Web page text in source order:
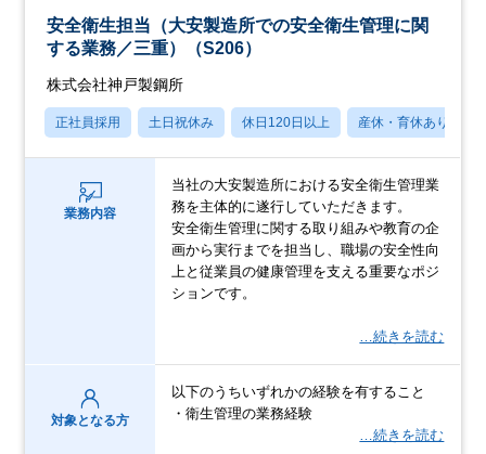
安全衛生担当（大安製造所での安全衛生管理に関
する業務／三重）（S206）
株式会社神戸製鋼所
正社員採用 土日祝休み 休日120日以上 産休・育休あり
業務内容
当社の大安製造所における安全衛生管理業
務を主体的に遂行していただきます。
安全衛生管理に関する取り組みや教育の企
画から実行までを担当し、職場の安全性向
上と従業員の健康管理を支える重要なポジ
ションです。
…続きを読む
対象となる方
以下のうちいずれかの経験を有すること
・衛生管理の業務経験
…続きを読む